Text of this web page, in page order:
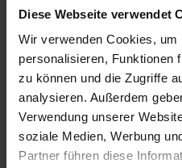
Diese Webseite verwendet
Wir verwenden Cookies, um
personalisieren, Funktionen
zu können und die Zugriffe
analysieren. Außerdem
Verwendung unserer
soziale Medien, Werbung
Partner führen diese